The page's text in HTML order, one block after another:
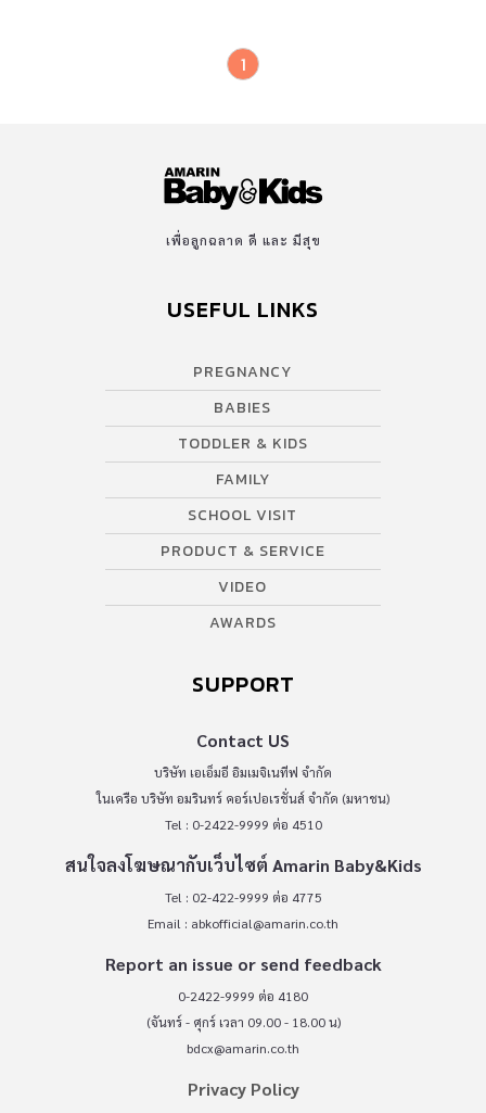
1
เพื่อลูกฉลาด ดี และ มีสุข
USEFUL LINKS
PREGNANCY
BABIES
TODDLER & KIDS
FAMILY
SCHOOL VISIT
PRODUCT & SERVICE
VIDEO
AWARDS
SUPPORT
Contact US
บริษัท เอเอ็มอี อิมเมจิเนทีฟ จำกัด
ในเครือ บริษัท อมรินทร์ คอร์เปอเรชั่นส์ จำกัด (มหาชน)
Tel : 0-2422-9999 ต่อ 4510
สนใจลงโฆษณากับเว็บไซต์ Amarin Baby&Kids
Tel : 02-422-9999 ต่อ 4775
Email : abkofficial@amarin.co.th
Report an issue or send feedback
0-2422-9999 ต่อ 4180
(จันทร์ - ศุกร์ เวลา 09.00 - 18.00 น)
bdcx@amarin.co.th
Privacy Policy